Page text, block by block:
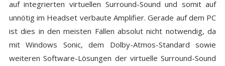
auf integrierten virtuellen Surround-Sound und somit auf
unnötig im Headset verbaute Amplifier. Gerade auf dem PC
ist dies in den meisten Fällen absolut nicht notwendig, da
mit Windows Sonic, dem Dolby-Atmos-Standard sowie
weiteren Software-Lösungen der virtuelle Surround-Sound